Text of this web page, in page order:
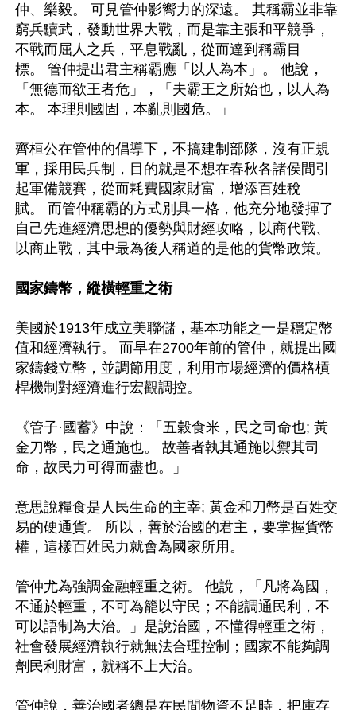
仲、樂毅。 可見管仲影嚮力的深遠。 其稱霸並非靠
窮兵黷武，發動世界大戰，而是靠主張和平競爭，
不戰而屈人之兵，平息戰亂，從而達到稱霸目
標。 管仲提出君主稱霸應「以人為本」。 他說，
「無德而欲王者危」，「夫霸王之所始也，以人為
本。 本理則國固，本亂則國危。」
齊桓公在管仲的倡導下，不搞建制部隊，沒有正規
軍，採用民兵制，目的就是不想在春秋各諸侯間引
起軍備競賽，從而耗費國家財富，增添百姓稅
賦。 而管仲稱霸的方式別具一格，他充分地發揮了
自己先進經濟思想的優勢與財經攻略，以商代戰、
以商止戰，其中最為後人稱道的是他的貨幣政策。
國家鑄幣，縱橫輕重之術
美國於1913年成立美聯儲，基本功能之一是穩定幣
值和經濟執行。 而早在2700年前的管仲，就提出國
家鑄錢立幣，並調節用度，利用市場經濟的價格槓
桿機制對經濟進行宏觀調控。
《管子·國蓄》中說：「五穀食米，民之司命也; 黃
金刀幣，民之通施也。 故善者執其通施以禦其司
命，故民力可得而盡也。」
意思說糧食是人民生命的主宰; 黃金和刀幣是百姓交
易的硬通貨。 所以，善於治國的君主，要掌握貨幣
權，這樣百姓民力就會為國家所用。
管仲尤為強調金融輕重之術。 他說，「凡將為國，
不通於輕重，不可為籠以守民；不能調通民利，不
可以語制為大治。」是說治國，不懂得輕重之術，
社會發展經濟執行就無法合理控制；國家不能夠調
劑民利財富，就稱不上大治。
管仲說，善治國者總是在民間物資不足時，把庫存